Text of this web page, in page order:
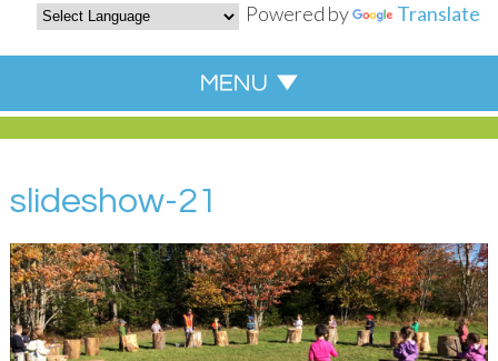
Powered by Translate
slideshow-21